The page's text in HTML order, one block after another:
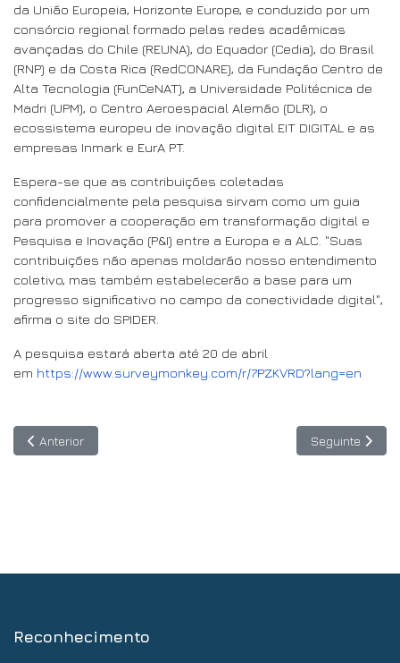
da União Europeia, Horizonte Europe, e conduzido por um
consórcio regional formado pelas redes acadêmicas
avançadas do Chile (REUNA), do Equador (Cedia), do Brasil
(RNP) e da Costa Rica (RedCONARE), da Fundação Centro de
Alta Tecnologia (FunCeNAT), a Universidade Politécnica de
Madri (UPM), o Centro Aeroespacial Alemão (DLR), o
ecossistema europeu de inovação digital EIT DIGITAL e as
empresas Inmark e EurA PT.
Espera-se que as contribuições coletadas
confidencialmente pela pesquisa sirvam como um guia
para promover a cooperação em transformação digital e
Pesquisa e Inovação (P&I) entre a Europa e a ALC. "Suas
contribuições não apenas moldarão nosso entendimento
coletivo, mas também estabelecerão a base para um
progresso significativo no campo da conectividade digital",
afirma o site do SPIDER.
A pesquisa estará aberta até 20 de abril
em https://www.surveymonkey.com/r/7PZKVRD?lang=en
Artigo anterior: Atribuído ao BLUENOTE - setembro de 2024 -
Anterior Artigo
Seguinte
Reconhecimento